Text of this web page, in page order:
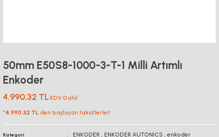
50mm E50S8-1000-3-T-1 Milli Artımlı
Enkoder
4.990,32 TL KDV Dahil
*4.990,32 TL den başlayan taksitlerle!!
Kategori ENKODER , ENKODER AUTONİCS , enkoder